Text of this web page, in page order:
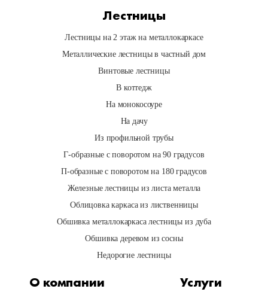
Лестницы
Лестницы на 2 этаж на металлокаркасе
Металлические лестницы в частный дом
Винтовые лестницы
В коттедж
На монокосоуре
На дачу
Из профильной трубы
Г-образные с поворотом на 90 градусов
П-образные с поворотом на 180 градусов
Железные лестницы из листа металла
Облицовка каркаса из лиственницы
Обшивка металлокаркаса лестницы из дуба
Обшивка деревом из сосны
Недорогие лестницы
О компании Услуги